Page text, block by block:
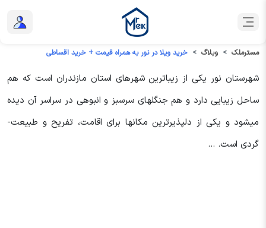
مسترملک وبلاگ خرید ویلا در نور به همراه قیمت + خرید اقساطی
شهرستان نور یکی از زیباترین شهرهای استان مازندران است که هم
ساحل زیبایی دارد و هم جنگل­های سرسبز و انبوهی در سراسر آن دیده
می­شود و یکی از دلپذیرترین مکان­ها برای اقامت، تفریح و طبیعت­
گردی است. ...